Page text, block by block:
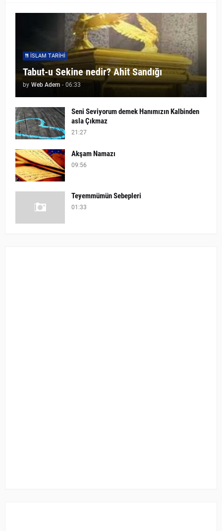
İSLAM TARIHI
Tabut-u Sekine nedir? Ahit Sandığı
by Web Adem - 06:33
Seni Seviyorum demek Hanımızın Kalbinden
asla Çıkmaz
21:27
Akşam Namazı
09:56
Teyemmümün Sebepleri
01:33